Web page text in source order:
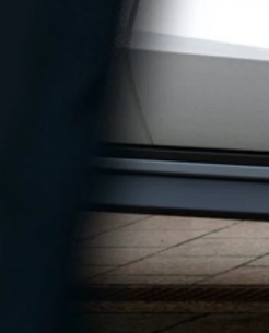
ΑΝΑΖΗΤΗΣΗ
Μεταχειρισμένα